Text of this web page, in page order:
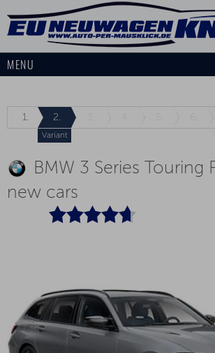
MENU
1. 2.
Variant
BMW 3 Series Touring
new cars